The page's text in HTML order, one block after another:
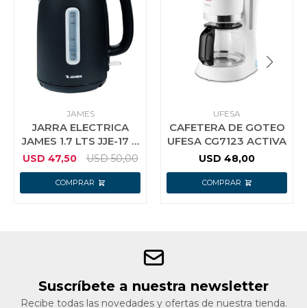
JAMES
JARRA ELECTRICA
JAMES 1.7 LTS JJE-17 N
NEGRA
USD 47,50 USD 50,00
UFESA
CAFETERA DE GOTEO
UFESA CG7123 ACTIVA
USD 48,00
Suscríbete a nuestra newsletter
Recibe todas las novedades y ofertas de nuestra tienda.